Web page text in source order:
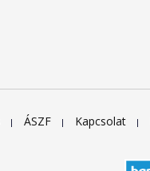
ÁSZF Kapcsolat